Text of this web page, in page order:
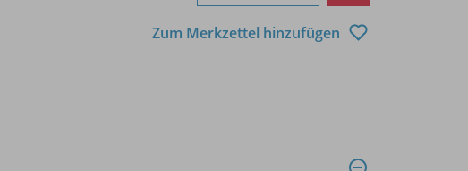
Zum Merkzettel hinzufügen